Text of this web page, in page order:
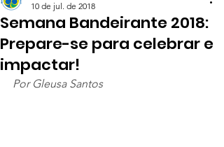
Semana Bandeirante 2018:
Prepare-se para celebrar e
impactar!
10 de jul. de 2018
Por Gleusa Santos